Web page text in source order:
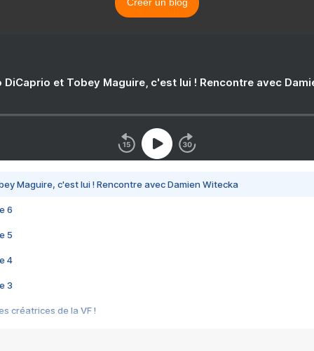
DiCaprio et Tobey Maguire, c'est lui ! Rencontre avec
Maguire, c'est lui ! Rencontre avec Damien Witecka
6
5
4
3
créatrices de la VF !